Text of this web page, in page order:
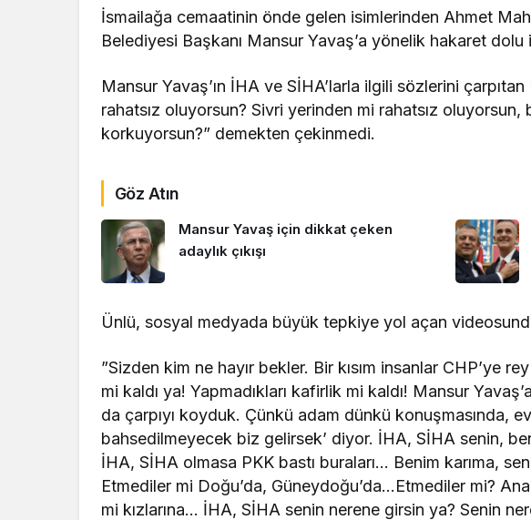
İsmailağa cemaatinin önde gelen isimlerinden Ahmet
Belediyesi Başkanı Mansur Yavaş’a yönelik hakaret dolu
Mansur Yavaş’ın İHA ve SİHA’larla ilgili sözlerini
rahatsız oluyorsun? Sivri yerinden mi rahatsız
korkuyorsun?” demekten çekinmedi.
Göz Atın
Mansur Yavaş için dikkat çeken
adaylık çıkışı
Ünlü, sosyal medyada büyük tepkiye yol açan
”Sizden kim ne hayır bekler. Bir kısım insanlar CHP’ye
mi kaldı ya! Yapmadıkları kafirlik mi kaldı! Mansur
da çarpıyı koyduk. Çünkü adam dünkü konuşmasında,
bahsedilmeyecek biz gelirsek’ diyor. İHA, SİHA senin,
İHA, SİHA olmasa PKK bastı buraları… Benim karıma,
Etmediler mi Doğu’da, Güneydoğu’da…Etmediler mi?
mi kızlarına… İHA, SİHA senin nerene girsin ya? Senin